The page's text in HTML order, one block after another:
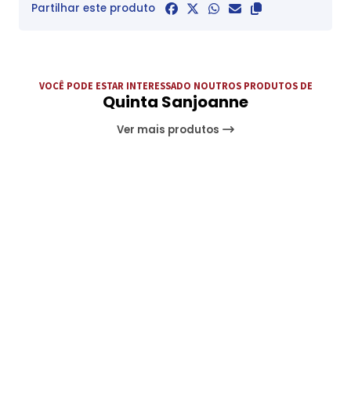
Partilhar este produto
VOCÊ PODE ESTAR INTERESSADO NOUTROS PRODUTOS DE
Quinta Sanjoanne
Ver mais produtos